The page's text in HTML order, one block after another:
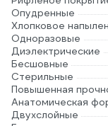
Опудренные
Хлопковое
Одноразовые
Диэлектрические
Бесшовные
Стерильные
Повышенная
Анатомическая
Двухслойные